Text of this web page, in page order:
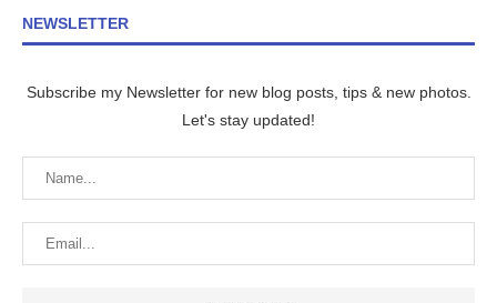
NEWSLETTER
Subscribe my Newsletter for new blog posts, tips & new photos.
Let's stay updated!